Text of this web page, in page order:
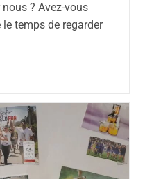
? Avez-vous
temps de regarder